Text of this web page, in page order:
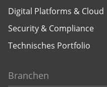
Digital Platforms & Cloud
Security & Compliance
Technisches Portfolio
Branchen